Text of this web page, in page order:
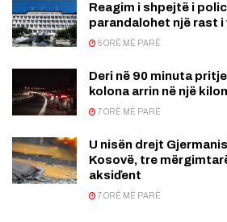
Reagim i shpejtë i
parandalohet një rast
6 ORË MË PARË
Deri në 90 minuta
kolona arrin në një
7 ORË MË PARË
U nisën drejt
Kosovë, tre
aksiďent
7 ORË MË PARË